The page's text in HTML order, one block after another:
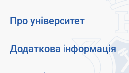
Про університет
Місія, візія та цінності
Додаткова інформація